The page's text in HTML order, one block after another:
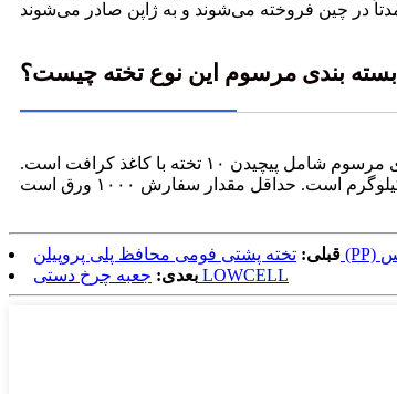
بسته بندی مرسوم این نوع تخته چیست؟
مشخصات مرسوم عبارتند از ۹۰۰ * ۱۸۰۰ * ۱.۵ میلی‌متر و ۹۱۰ * ۱۸۲۰ * ۱.۵ میلی‌متر (۹۱۰ * ۴۵۵ میلی‌متر پس از چین‌خوردن و تا کردن). بسته‌بندی مرسوم شامل پیچیدن ۱۰ تخته با کاغذ کرافت است.
قبلی:
بعدی: جعبه چرخ دستی LOWCELL